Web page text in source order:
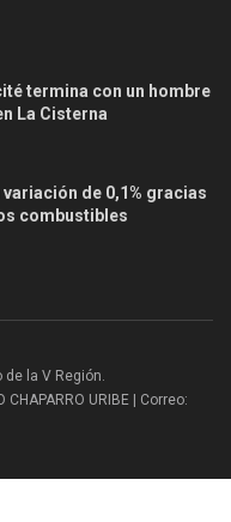
termina con un hombre
La Cisterna
variación de 0,1% gracias
combustibles
la V Región.
URIBE | Correo: